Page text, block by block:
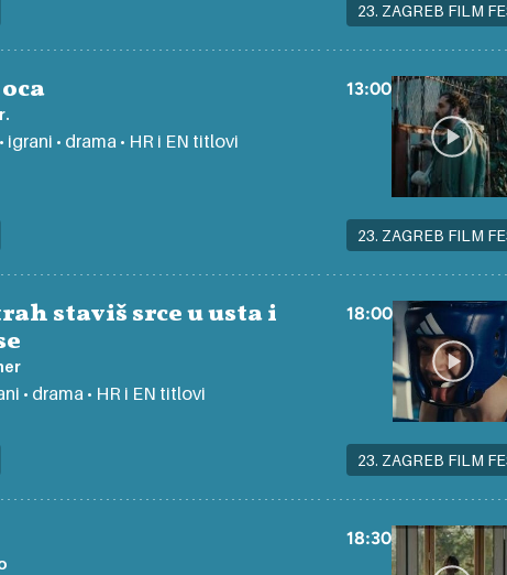
igrani • drama • HR i EN titlovi
staviš srce u usta i
• drama • HR i EN titlovi
23. ZAGREB FILM
13:00
23. ZAGREB FILM
18:00
23. ZAGREB FILM
18:30